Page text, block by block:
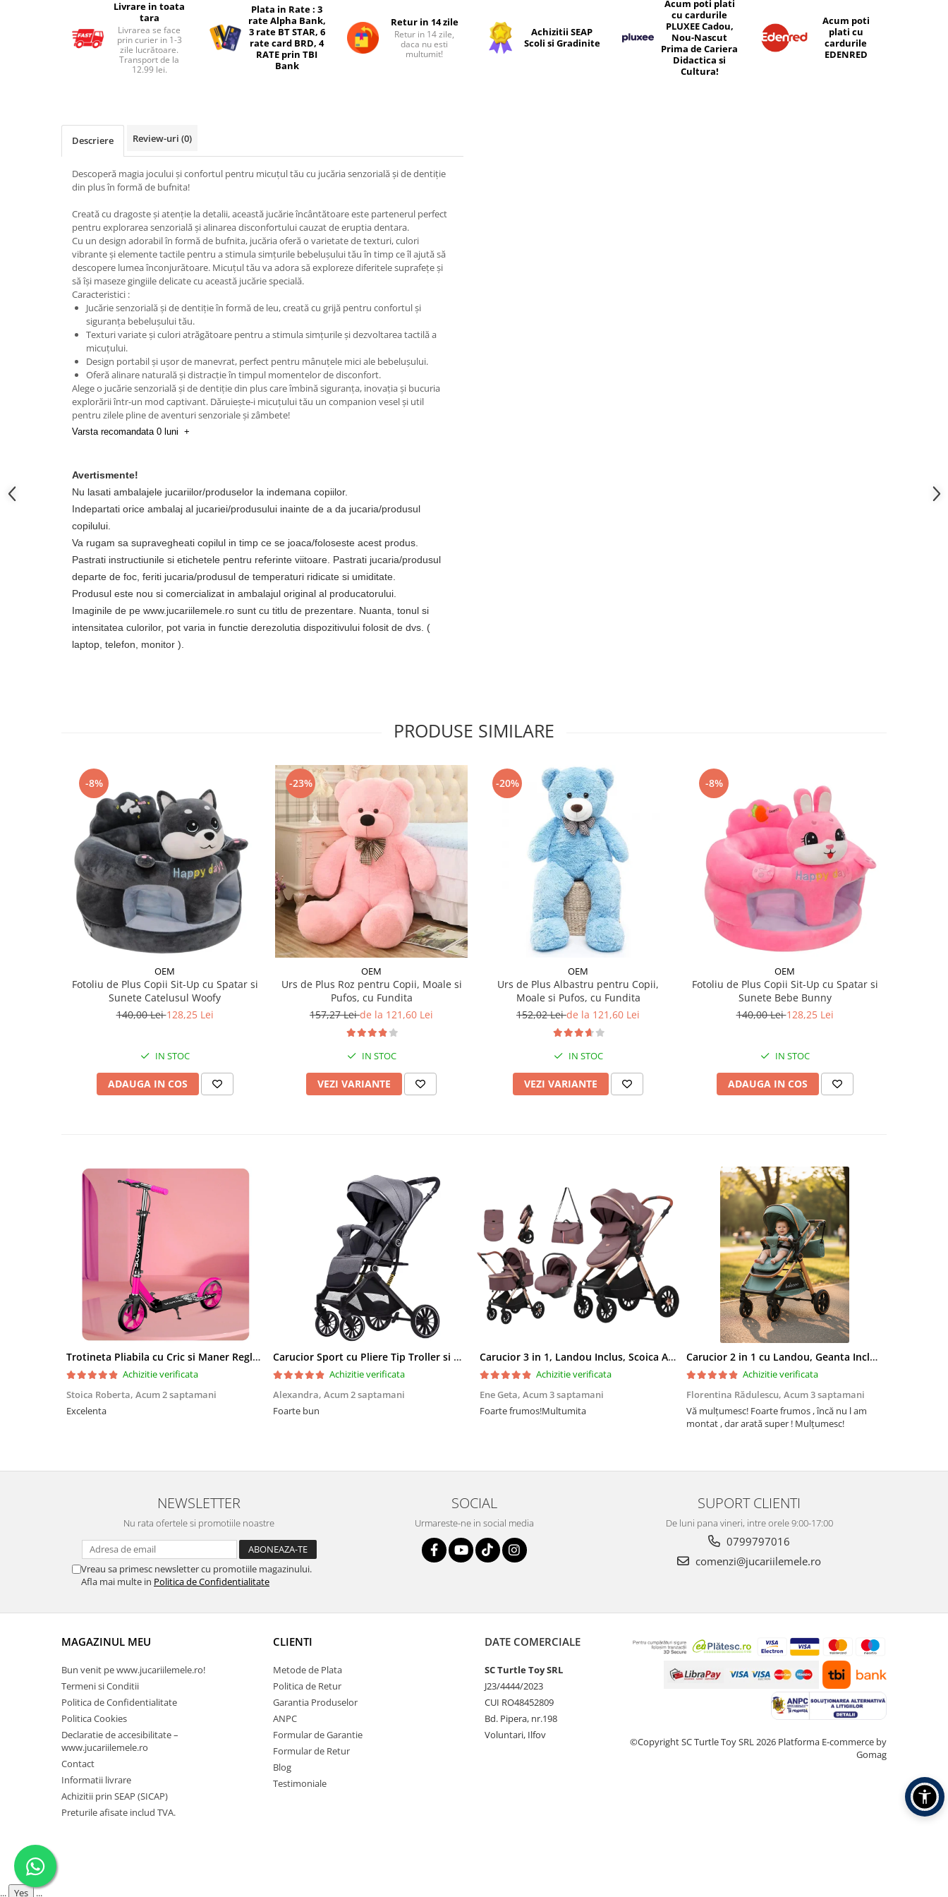
Pictura, modelaj si accesorii
Tarc joaca bebe
Tarc joaca cu bile
Corturi copii
Livrare in toata
tara
Livrarea se face
prin curier in 1-3
zile lucrătoare.
Transport de la
12.99 lei.
Plata in Rate : 3
rate Alpha Bank,
3 rate BT STAR, 6
rate card BRD, 4
RATE prin TBI
Bank
Retur in 14 zile
Retur in 14 zile,
daca nu esti
multumit!
Achizitii SEAP
Scoli si Gradinite
Acum poti plati
cu cardurile
PLUXEE Cadou,
Nou-Nascut
Prima de Cariera
Didactica si
Cultura!
Acum poti
plati cu
cardurile
EDENRED
Descriere Review-uri (0)
Descoperă magia jocului și confortul pentru micuțul tău cu jucăria senzorială și de dentiție
din plus în formă de bufnita!
Creată cu dragoste și atenție la detalii, această jucărie încântătoare este partenerul perfect
pentru explorarea senzorială și alinarea disconfortului cauzat de eruptia dentara.
Cu un design adorabil în formă de bufnita, jucăria oferă o varietate de texturi, culori
vibrante și elemente tactile pentru a stimula simțurile bebelușului tău în timp ce îl ajută să
descopere lumea înconjurătoare. Micuțul tău va adora să exploreze diferitele suprafețe și
să își maseze gingiile delicate cu această jucărie specială.
Caracteristici :
Jucărie senzorială și de dentiție în formă de leu, creată cu grijă pentru confortul și
siguranța bebelușului tău.
Texturi variate și culori atrăgătoare pentru a stimula simțurile și dezvoltarea tactilă a
micuțului.
Design portabil și ușor de manevrat, perfect pentru mânuțele mici ale bebelușului.
Oferă alinare naturală și distracție în timpul momentelor de disconfort.
Alege o jucărie senzorială și de dentiție din plus care îmbină siguranța, inovația și bucuria
explorării într-un mod captivant. Dăruiește-i micuțului tău un companion vesel și util
pentru zilele pline de aventuri senzoriale și zâmbete!
Varsta recomandata 0 luni +
Avertismente!
Nu lasati ambalajele jucariilor/produselor la indemana copiilor.
Indepartati orice ambalaj al jucariei/produsului inainte de a da jucaria/produsul
copilului.
Va rugam sa supravegheati copilul in timp ce se joaca/foloseste acest produs
Pastrati instructiunile si etichetele pentru referinte viitoare. Pastrati jucaria/produsul
departe de foc, feriti jucaria/produsul de temperaturi ridicate si umiditate.
Produsul este nou si comercializat in ambalajul original al producatorului.
Imaginile de pe www. jucariilemele .ro sunt cu titlu de prezentare . Nuanta, tonul si
intensitatea culorilor, pot varia in functie derezolutia dispozitivului folosit de dvs. (
laptop, telefon, monitor ).
PRODUSE SIMILARE
-8%
OEM
Fotoliu de Plus Copii Sit-Up cu Spatar si
Sunete Catelusul Woofy
140,00 Lei128,25 Lei
IN STOC
ADAUGA IN COS
-23%
OEM
Urs de Plus Roz pentru Copii, Moale si
Pufos, cu Fundita
157,27 Leide la 121,60 Lei
IN STOC
VEZI VARIANTE
-20%
OEM
Urs de Plus Albastru pentru Copii,
Moale si Pufos, cu Fundita
152,02 Leide la 121,60 Lei
IN STOC
VEZI VARIANTE
-8%
OEM
Fotoliu de Plus Copii Sit-Up cu Spatar si
Sunete Bebe Bunny
140,00 Lei128,25 Lei
IN STOC
ADAUGA IN COS
Trotineta Pliabila cu Cric si Maner Reglabil
Achizitie verificata
Stoica Roberta, Acum 2 saptamani
Excelenta
Carucior Sport cu Pliere Tip Troller si Maner Reversibil - Gri
Achizitie verificata
Alexandra, Acum 2 saptamani
Foarte bun
Carucior 3 in 1, Landou Inclus, Scoica Auto, Reversibil, Pliabil, Cadru din Aluminiu, 0-36 luni, ROZ PRAFUIT
Achizitie verificata
Ene Geta, Acum 3 saptamani
Foarte frumos!Multumita
Carucior 2 in 1 cu Landou, Geanta Inclusa, Cadru de Aluminiu, Roti Pivotante 360 si Suport Pahar, 0-36 Luni, TURCOAZ
Achizitie verificata
Florentina Rădulescu, Acum 3 saptamani
Vă mulțumesc! Foarte frumos , încă nu l am
montat , dar arată super ! Mulțumesc!
Recomand
NEWSLETTER
Nu rata ofertele si promotiile noastre
Vreau sa primesc newsletter cu promotiile magazinului.
Afla mai multe in Politica de Confidentialitate
SOCIAL
Urmareste-ne in social media
SUPORT CLIENTI
De luni pana vineri, intre orele 9:00-17:00
0799797016
comenzi@jucariilemele.ro
MAGAZINUL MEU
Bun venit pe www.jucariilemele.ro!
Termeni si Conditii
Politica de Confidentialitate
Politica Cookies
Declaratie de accesibilitate –
www.jucariilemele.ro
Contact
Informatii livrare
Achizitii prin SEAP (SICAP)
Preturile afisate includ TVA.
CLIENTI
Metode de Plata
Politica de Retur
Garantia Produselor
ANPC
Formular de Garantie
Formular de Retur
Blog
Testimoniale
DATE COMERCIALE
SC Turtle Toy SRL
J23/4444/2023
CUI RO48452809
Bd. Pipera, nr.198
Voluntari, Ilfov
©Copyright SC Turtle Toy SRL 2026 Platforma E-commerce by
Gomag
... Yes ...